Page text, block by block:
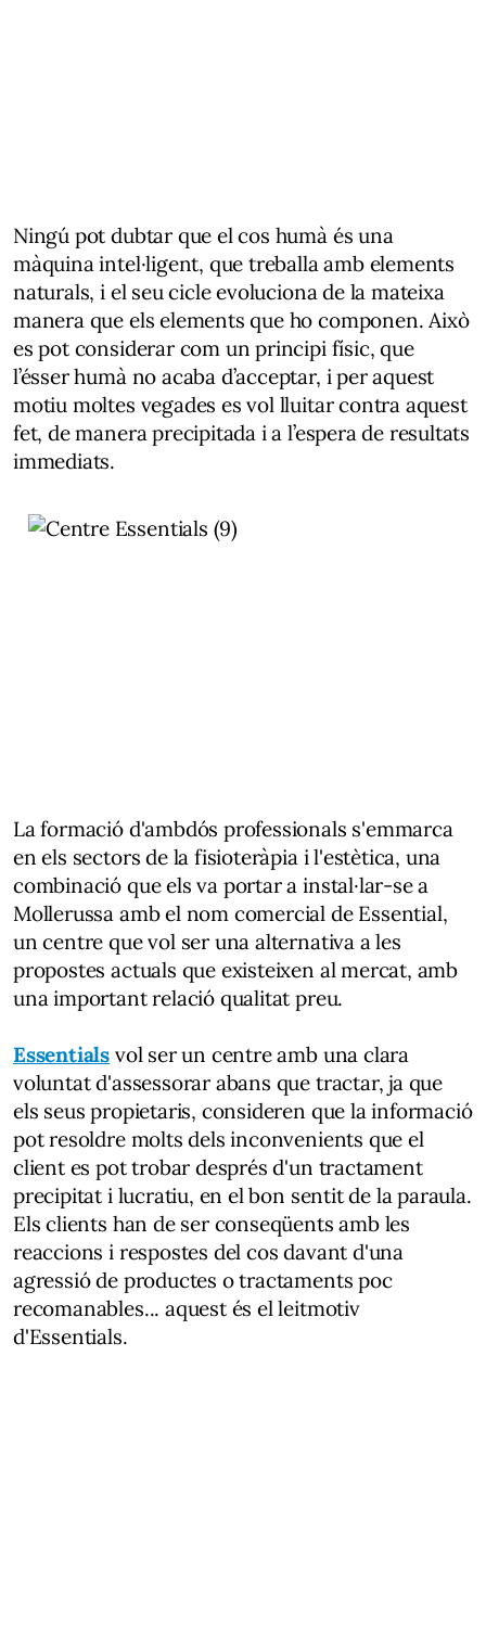
Ningú pot dubtar que el cos humà és una
màquina intel·ligent, que treballa amb elements
naturals, i el seu cicle evoluciona de la mateixa
manera que els elements que ho componen. Això
es pot considerar com un principi físic, que
l’ésser humà no acaba d’acceptar, i per aquest
motiu moltes vegades es vol lluitar contra aquest
fet, de manera precipitada i a l’espera de resultats
immediats.
La formació d'ambdós professionals s'emmarca
en els sectors de la fisioteràpia i l'estètica, una
combinació que els va portar a instal·lar-se a
Mollerussa amb el nom comercial de Essential,
un centre que vol ser una alternativa a les
propostes actuals que existeixen al mercat, amb
una important relació qualitat preu.
Essentials vol ser un centre amb una clara
voluntat d'assessorar abans que tractar, ja que
els seus propietaris, consideren que la informació
pot resoldre molts dels inconvenients que el
client es pot trobar després d'un tractament
precipitat i lucratiu, en el bon sentit de la paraula.
Els clients han de ser conseqüents amb les
reaccions i respostes del cos davant d'una
agressió de productes o tractaments poc
recomanables... aquest és el leitmotiv
d'Essentials.